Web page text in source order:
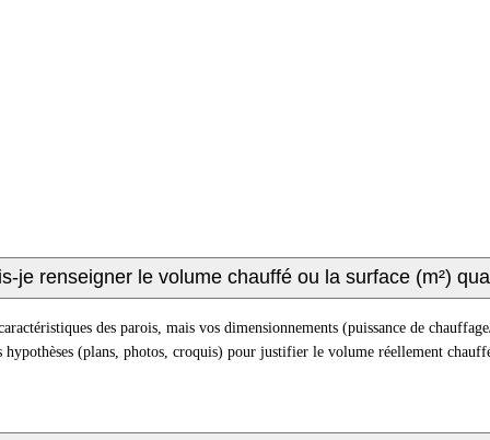
je renseigner le volume chauffé ou la surface (m²)
des parois, mais vos dimensionnements (puissance de
hypothèses (plans, photos, croquis) pour justifier le volume réellement